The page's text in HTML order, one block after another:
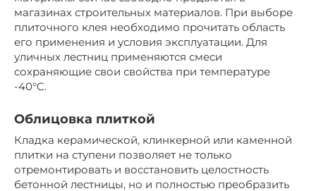
магазинах строительных материалов. При выборе
плиточного клея необходимо прочитать область
его применения и условия эксплуатации. Для
уличных лестниц применяются смеси
сохраняющие свои свойства при температуре
-40°C.
Облицовка плиткой
Кладка керамической, клинкерной или каменной
плитки на ступени позволяет не только
отремонтировать и восстановить целостность
бетонной лестницы, но и полностью преобразить